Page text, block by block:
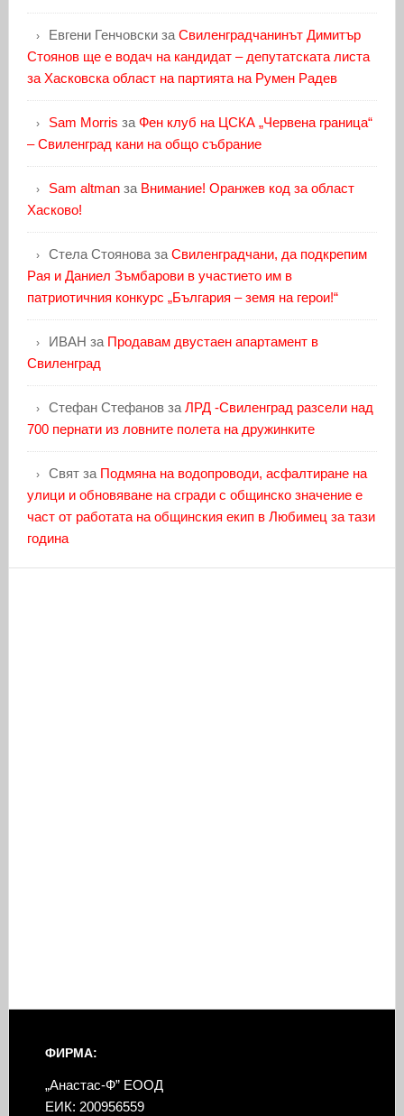
Евгени ГенчовскизаСвиленградчанинът Димитър
Стоянов ще е водач на кандидат – депутатската листа
за Хасковска област на партията на Румен Радев
Sam Morris заФен клуб на ЦСКА „Червена граница“
– Свиленград кани на общо събрание
Sam altmanза Внимание! Оранжев код за област
Хасково!
Стела СтояновазаСвиленградчани, да подкрепим
Рая и Даниел Зъмбарови в участието им в
патриотичния конкурс „България – земя на герои!“
ИВАН за Продавам двустаен апартамент в
Свиленград
Стефан СтефановзаЛРД -Свиленград разсели над
700 пернати из ловните полета на дружинките
Святза Подмяна на водопроводи, асфалтиране на
улици и обновяване на сгради с общинско значение е
част от работата на общинския екип в Любимец за тази
година
ФИРМА:
„Анастас-Ф” ЕООД
ЕИК: 200956559